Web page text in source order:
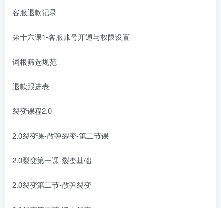
客服退款记录
第十六课1-客服账号开通与权限设置
词根筛选规范
退款跟进表
裂变课程2.0
2.0裂变课-散弹裂变-第二节课
2.0裂变第一课-裂变基础
2.0裂变第二节-散弹裂变